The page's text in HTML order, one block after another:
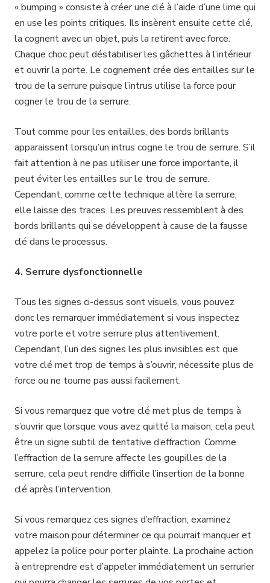
« bumping » consiste à créer une clé à l’aide d’une lime qui
en use les points critiques. Ils insèrent ensuite cette clé,
la cognent avec un objet, puis la retirent avec force.
Chaque choc peut déstabiliser les gâchettes à l’intérieur
et ouvrir la porte. Le cognement crée des entailles sur le
trou de la serrure puisque l’intrus utilise la force pour
cogner le trou de la serrure.
Tout comme pour les entailles, des bords brillants
apparaissent lorsqu’un intrus cogne le trou de serrure. S’il
fait attention à ne pas utiliser une force importante, il
peut éviter les entailles sur le trou de serrure.
Cependant, comme cette technique altère la serrure,
elle laisse des traces. Les preuves ressemblent à des
bords brillants qui se développent à cause de la fausse
clé dans le processus.
4. Serrure dysfonctionnelle
Tous les signes ci-dessus sont visuels, vous pouvez
donc les remarquer immédiatement si vous inspectez
votre porte et votre serrure plus attentivement.
Cependant, l’un des signes les plus invisibles est que
votre clé met trop de temps à s’ouvrir, nécessite plus de
force ou ne tourne pas aussi facilement.
Si vous remarquez que votre clé met plus de temps à
s’ouvrir que lorsque vous avez quitté la maison, cela peut
être un signe subtil de tentative d’effraction. Comme
l’effraction de la serrure affecte les goupilles de la
serrure, cela peut rendre difficile l’insertion de la bonne
clé après l’intervention.
Si vous remarquez ces signes d’effraction, examinez
votre maison pour déterminer ce qui pourrait manquer et
appelez la police pour porter plainte. La prochaine action
à entreprendre est d’appeler immédiatement un serrurier